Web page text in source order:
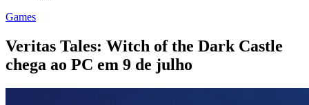
Games
Veritas Tales: Witch of the Dark Castle
chega ao PC em 9 de julho